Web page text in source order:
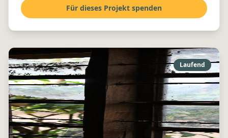
Für dieses Projekt spenden
Laufend